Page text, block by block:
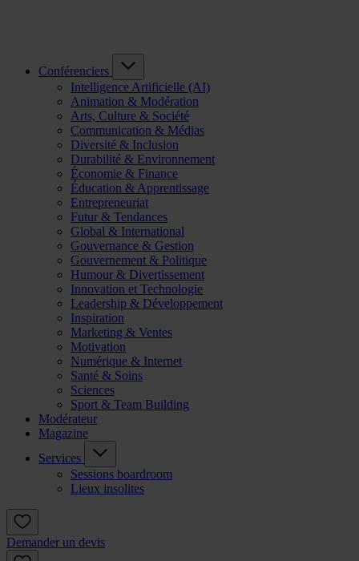
Conférenciers
Intelligence Artificielle (AI)
Animation & Modération
Arts, Culture & Société
Communication & Médias
Diversité & Inclusion
Durabilité & Environnement
Économie & Finance
Éducation & Apprentissage
Entrepreneuriat
Futur & Tendances
Global & International
Gouvernance & Gestion
Gouvernement & Politique
Humour & Divertissement
Innovation et Technologie
Leadership & Développement
Inspiration
Marketing & Ventes
Motivation
Numérique & Internet
Santé & Soins
Sciences
Sport & Team Building
Modérateur
Magazine
Services
Sessions boardroom
Lieux insolites
Demander un devis